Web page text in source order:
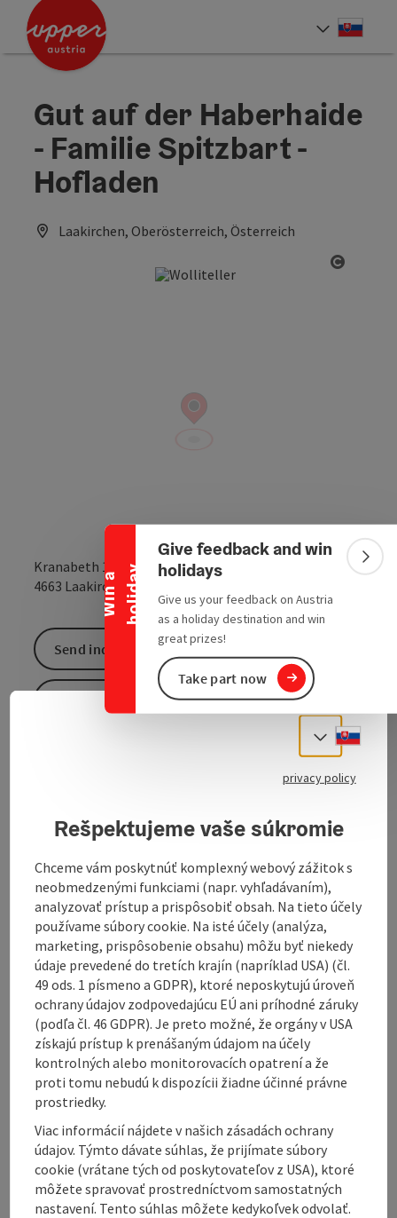
Accesskey
Accesskey
W
i
n
a
h
o
l
i
d
a y
Collapse banner
Give feedback and win
holidays
Give us your feedback on Austria
as a holiday destination and win
great prizes!
Take part now
Gut auf der Haberhaide
- Familie Spitzbart -
Hofladen
Laakirchen, Oberösterreich, Österreich
Kranabeth 14
4663 Laakirchen
Opening hours
Kitchen
Equipment
Prices
Arrival
Suitability
Send inquiry
Select
privacy policy
Rešpektujeme vaše súkromie
Chceme vám poskytnúť komplexný webový zážitok s
neobmedzenými funkciami (napr. vyhľadávaním),
analyzovať prístup a prispôsobiť obsah. Na tieto účely
používame súbory cookie. Na isté účely (analýza,
marketing, prispôsobenie obsahu) môžu byť niekedy
údaje prevedené do tretích krajín (napríklad USA) (čl.
49 ods. 1 písmeno a GDPR), ktoré neposkytujú úroveň
ochrany údajov zodpovedajúcu EÚ ani príhodné záruky
(podľa čl. 46 GDPR). Je preto možné, že orgány v USA
získajú prístup k prenášaným údajom na účely
kontrolných alebo monitorovacích opatrení a že
proti tomu nebudú k dispozícii žiadne účinné právne
prostriedky.
Viac informácií nájdete v našich zásadách ochrany
údajov. Týmto dávate súhlas, že prijímate súbory
cookie (vrátane tých od poskytovateľov z USA), ktoré
môžete spravovať prostredníctvom samostatných
nastavení. Tento súhlas môžete kedykoľvek odvolať.